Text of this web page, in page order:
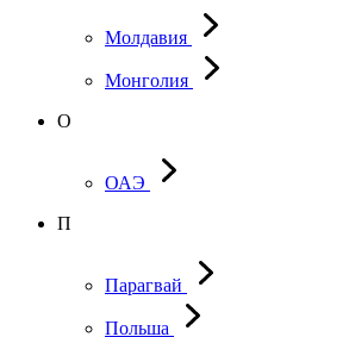
Молдавия
Монголия
О
ОАЭ
П
Парагвай
Польша